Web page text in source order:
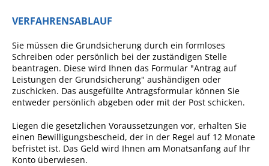
Bekanntmachungen
Ausschreibungen
Bebauungspläne
Ortsrecht
Gemeinderat
Standesamtliche
VERFAHRENSABLAUF
Sie müssen die Grundsicherung durch ein formloses
Schreiben oder persönlich bei der zuständigen Stelle
beantragen. Diese wird Ihnen das Formular "Antrag auf
Leistungen der Grundsicherung" aushändigen oder
zuschicken. Das ausgefüllte Antragsformular können Sie
entweder persönlich abgeben oder mit der Post schicken.
Liegen die gesetzlichen Voraussetzungen vor, erhalten Sie
einen Bewilligungsbescheid, der in der Regel auf 12 Monate
befristet ist. Das Geld wird Ihnen am Monatsanfang auf Ihr
Konto überwiesen.